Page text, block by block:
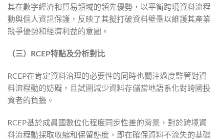
其在數字經濟和貿易領域的領先優勢，以平衡跨境資料流程
動與個人資訊保護，反映了其擬打破資料壁壘以維護其產業
競爭優勢和經濟利益的意圖。
（三）RCEP特點及分析對比
RCEP在肯定資料治理的必要性的同時也關注過度監管對資
料流程動的妨礙，且試圖減少資料存儲當地語系化對跨國投
資者的負擔。
RCEP基於成員國數位化程度同步性差的背景，對於跨境資
料流程動採取收縮和保留態度，即在確保資料不流失的基礎